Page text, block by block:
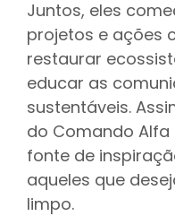
Juntos, eles
projetos e ações
restaurar
educar as
sustentáveis.
do Comando
fonte de
aqueles que
limpo.